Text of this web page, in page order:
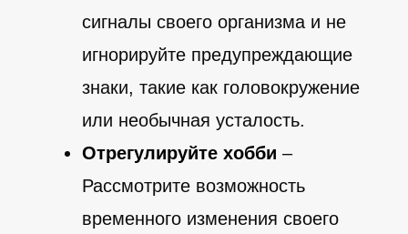
сигналы своего организма и не
игнорируйте предупреждающие
знаки, такие как головокружение
или необычная усталость.
Отрегулируйте хобби –
Рассмотрите возможность
временного изменения своего